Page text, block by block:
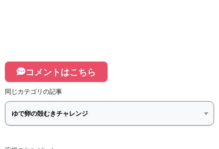
コメントはこちら
同じカテゴリの記事